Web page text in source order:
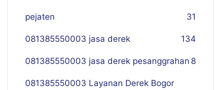
pejaten 31
081385550003 jasa derek 134
081385550003 jasa derek pesanggrahan 8
081385550003 Layanan Derek Bogor